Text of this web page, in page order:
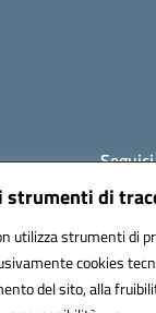
strumenti di
utilizza strumenti di
cookies
del sito, alla